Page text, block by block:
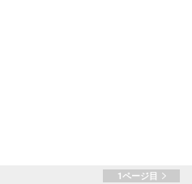
1ページ目